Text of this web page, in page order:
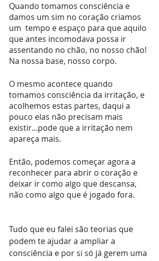
Quando tomamos consciência e
damos um sim no coração criamos
um  tempo e espaço para que aquilo
que antes incomodava possa ir
assentando no chão, no nosso chão!
Na nossa base, nosso corpo.
O mesmo acontece quando
tomamos consciência da irritação, e
acolhemos estas partes, daqui a
pouco elas não precisam mais
existir...pode que a irritação nem
apareça mais.
Então, podemos começar agora a
reconhecer para abrir o coração e
deixar ir como algo que descansa,
não como algo que é jogado fora.
Tudo que eu falei são teorias que
podem te ajudar a ampliar a
consciência e por si só já gerem uma